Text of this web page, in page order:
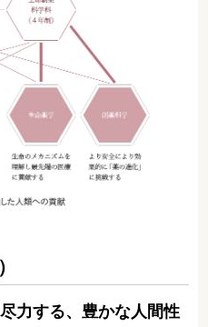
力する、豊かな人間性